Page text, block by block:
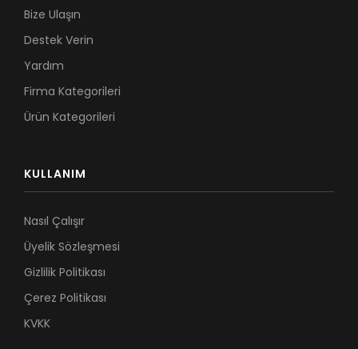
Bize Ulaşın
Destek Verin
Yardım
Firma Kategorileri
Ürün Kategorileri
KULLANIM
Nasıl Çalışır
Üyelik Sözleşmesi
Gizlilik Politikası
Çerez Politikası
KVKK